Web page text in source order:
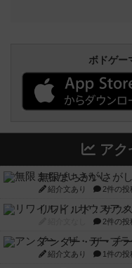
ボドゲー
アク
無限まちがいさがし
紹介文あり 2件の投
リワイルド：サウ
2件の投
アンダー・ザ・テ
紹介文あり 1件の投